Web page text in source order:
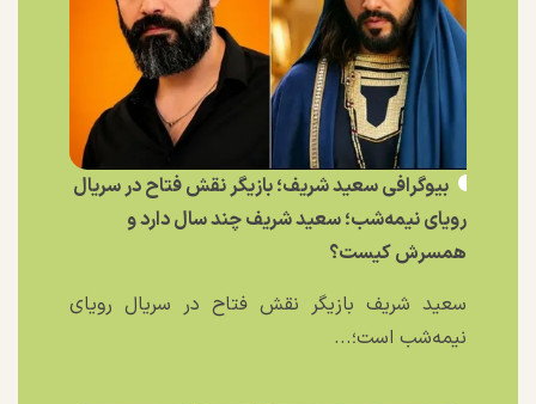
بیوگرافی سعید شریف؛ بازیگر نقش فتاح در سریال
رویای نیمه‌شب؛ سعید شریف چند سال دارد و
همسرش کیست؟
سعید شریف بازیگر نقش فتاح در سریال رویای
نیمه‌شب است؛...